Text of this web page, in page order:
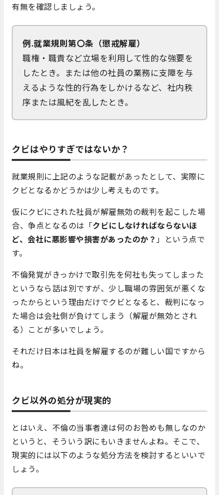
有無を確認しましょう。
例.就業規則第〇条（懲戒解雇）
職権・職責など立場を利用して性的な強要を
したとき。または他の社員の業務に支障を与
えるような性的行為をしかけるなど、社内秩
序または風紀を乱したとき。
クビはやりすぎではないか？
就業規則に上記のような記載があったとして、実際に
クビとなるかどうかは少し考えものです。
仮にクビにされた社員が解雇無効の裁判を起こした場
合、争点となるのは「クビにしなければならないほ
ど、会社に悪影響や損害があったのか？ 」という点で
す。
不倫発覚がきっかけで取引先を何社も失ってしまった
というなら話は別ですが、少し職場の雰囲気が悪くな
ったからという理由だけでクビとなると、裁判になっ
た場合は会社側が負けてしまう（解雇が無効とされ
る）ことが多いでしょう。
それだけ日本は社員を解雇するのが難しい国ですから
ね。
クビ以外の処分が現実的
とはいえ、不倫の当事者達は何のお咎めも無しなのか
というと、そういう訳にもいきませんよね。そこで、
現実的には以下のような処分方法を検討するといいで
しょう。